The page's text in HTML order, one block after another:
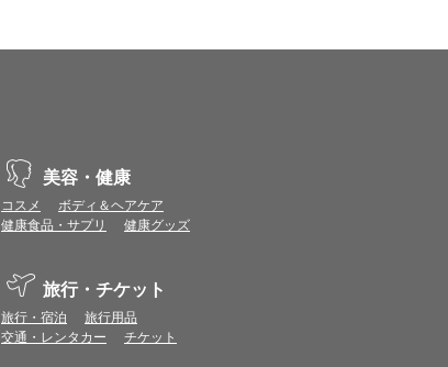
美容・健康
コスメ
ボディ＆ヘアケア
健康食品・サプリ
健康グッズ
旅行・チケット
旅行・宿泊
旅行用品
交通・レンタカー
チケット